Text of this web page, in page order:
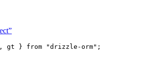
gt } from "drizzle-orm" ;